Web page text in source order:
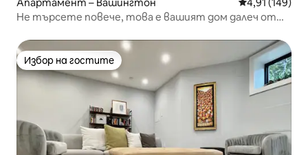
Не търсете повече, това е вашият дом далеч от
Избор на гостите
Избор на гостите